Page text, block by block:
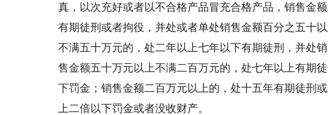
真，以次充好或者以不合格产品冒充合格产品，销售金
有期徒刑或者拘役，并处或者单处销售金额百分之五十
不满五十万元的，处二年以上七年以下有期徒刑，并处
售金额五十万元以上不满二百万元的，处七年以上有期
下罚金；销售金额二百万元以上的，处十五年有期徒刑
上二倍以下罚金或者没收财产。